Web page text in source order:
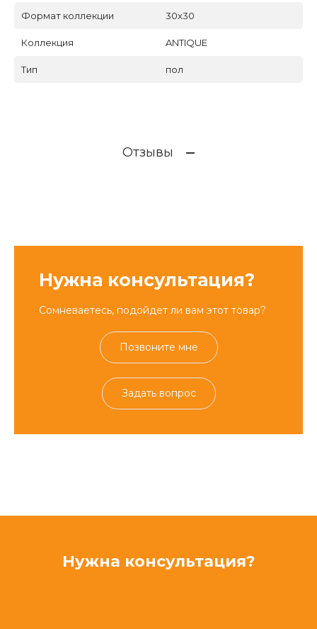
Формат коллекции 30x30
Коллекция ANTIQUE
Тип пол
Отзывы
Нужна консультация?
Сомневаетесь, подойдет ли вам этот товар?
Позвоните мне
Задать вопрос
Нужна консультация?